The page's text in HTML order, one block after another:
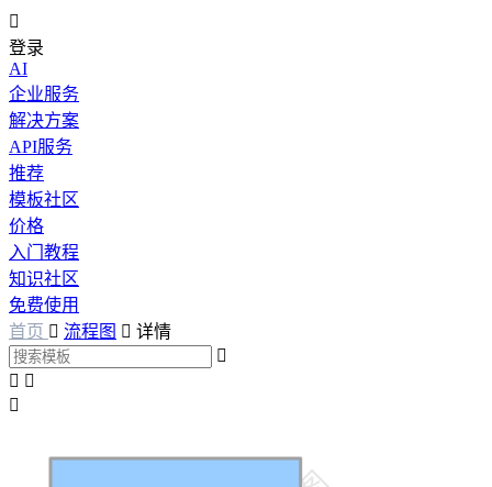

登录
AI
企业服务
解决方案
API服务
推荐
模板社区
价格
入门教程
知识社区
免费使用
首页  流程图  详情

 
